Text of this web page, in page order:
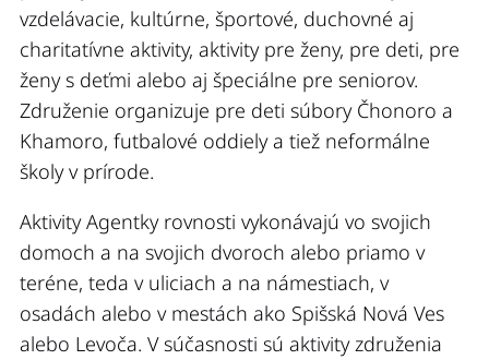
vzdelávacie, kultúrne, športové, duchovné aj
charitatívne aktivity, aktivity pre ženy, pre deti, pre
ženy s deťmi alebo aj špeciálne pre seniorov.
Združenie organizuje pre deti súbory Čhonoro a
Khamoro, futbalové oddiely a tiež neformálne
školy v prírode.
Aktivity Agentky rovnosti vykonávajú vo svojich
domoch a na svojich dvoroch alebo priamo v
teréne, teda v uliciach a na námestiach, v
osadách alebo v mestách ako Spišská Nová Ves
alebo Levoča. V súčasnosti sú aktivity združenia